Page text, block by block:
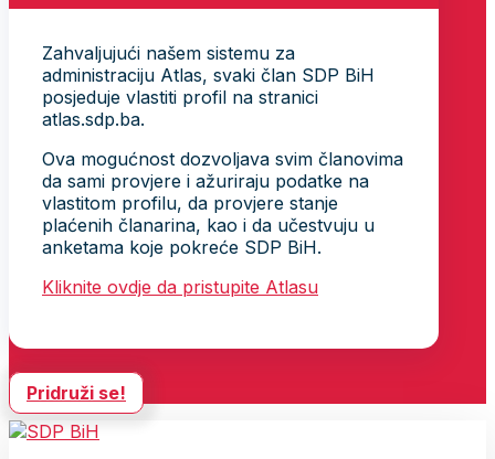
Zahvaljujući našem sistemu za
administraciju Atlas, svaki član SDP BiH
posjeduje vlastiti profil na stranici
atlas.sdp.ba.
Ova mogućnost dozvoljava svim članovima
da sami provjere i ažuriraju podatke na
vlastitom profilu, da provjere stanje
plaćenih članarina, kao i da učestvuju u
anketama koje pokreće SDP BiH.
Kliknite ovdje da pristupite Atlasu
Pridruži se!